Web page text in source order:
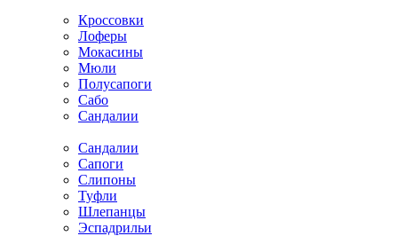
Кроссовки
Лоферы
Мокасины
Мюли
Полусапоги
Сабо
Сандалии
Сандалии
Сапоги
Слипоны
Туфли
Шлепанцы
Эспадрильи